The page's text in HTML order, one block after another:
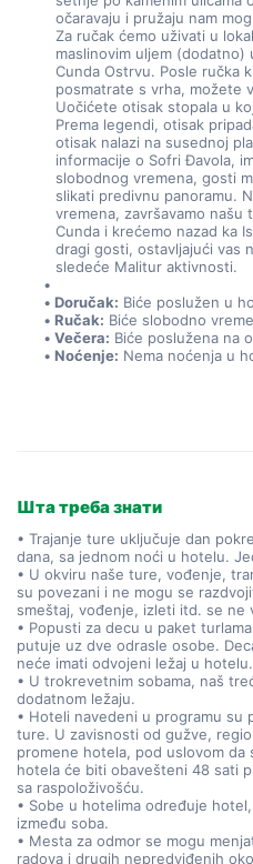
očaravaju i pružaju nam
Za ručak ćemo uživati u
maslinovim uljem (dodatno)
Cunda Ostrvu. Posle ručka
posmatrate s vrha, možete
Uočićete otisak stopala u
Prema legendi, otisak
otisak nalazi na susednoj
informacije o Sofri Đavola,
slobodnog vremena, gosti
slikati predivnu panoramu.
vremena, završavamo našu
Cunda i krećemo nazad ka
dragi gosti, ostavljajući vas
sledeće Malitur aktivnosti.
Doručak: Biće poslužen u
Ručak: Biće slobodno
Večera: Biće poslužena na
Noćenje: Nema noćenja u
Шта треба знати
• Trajanje ture uključuje dan
dana, sa jednom noći u hotelu.
• U okviru naše ture, vođenje,
su povezani i ne mogu se
smeštaj, vođenje, izleti itd. se ne
• Popusti za decu u paket
putuje uz dve odrasle osobe.
neće imati odvojeni ležaj u hotelu.
• U trokrevetnim sobama, naš
dodatnom ležaju.
• Hoteli navedeni u programu
ture. U zavisnosti od gužve,
promene hotela, pod uslovom da
hotela će biti obavešteni 48 sati
sa raspoloživošću.
• Sobe u hotelima određuje
između soba.
• Mesta za odmor se mogu
radova i drugih nepredviđenih